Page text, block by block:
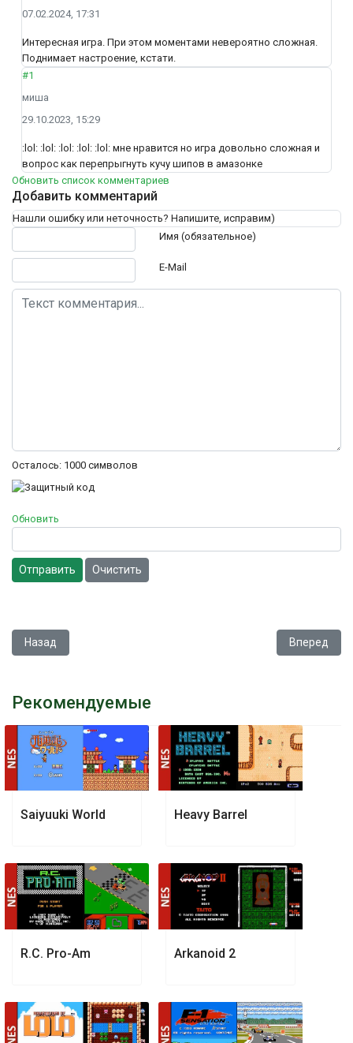
07.02.2024, 17:31
Интересная игра. При этом моментами невероятно сложная.
Поднимает настроение, кстати.
#1
миша
29.10.2023, 15:29
:lol: :lol: :lol: :lol: :lol: мне нравится но игра довольно сложная и
вопрос как перепрыгнуть кучу шипов в амазонке
Обновить список комментариев
Добавить комментарий
Нашли ошибку или неточность? Напишите, исправим)
Имя (обязательное)
E-Mail
Осталось: 1000 символов
Обновить
Отправить Очистить
Предыдущий: Contra Force
Назад Вперед
Рекомендуемые
Saiyuuki World Heavy Barrel
R.C. Pro-Am Arkanoid 2